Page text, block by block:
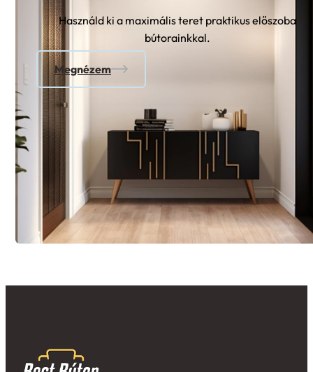
Használd ki a maximális teret praktikus előszoba
bútorainkkal.
Megnézem